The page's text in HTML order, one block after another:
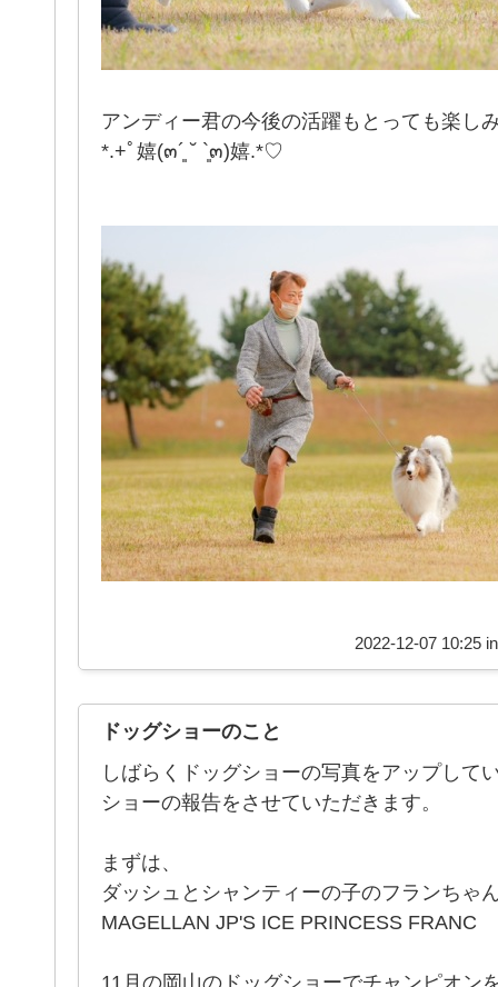
アンディー君の今後の活躍もとっても楽し
*.+ﾟ嬉(๓´͈ ˘ `͈๓)嬉.*♡
2022-12-07 10:25
ドッグショーのこと
しばらくドッグショーの写真をアップして
ショーの報告をさせていただきます。
まずは、
ダッシュとシャンティーの子のフランちゃ
MAGELLAN JP'S ICE PRINCESS FRANC
11月の岡山のドッグショーでチャンピオン